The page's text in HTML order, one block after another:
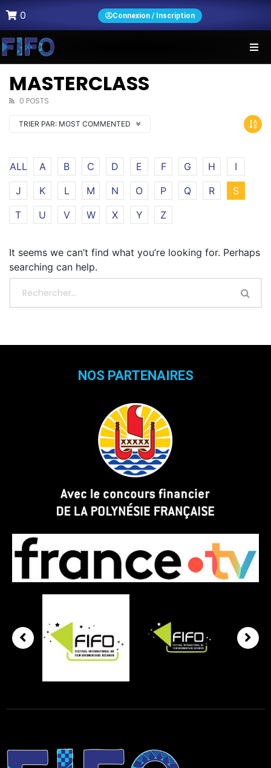
0 Connexion / Inscription
MASTERCLASS
0 POSTS
TRIER PAR: MOST COMMENTED
ALL A B C D E F G H
I
J
K L M N O P Q R
S
T
U V W X Y Z
It seems we can’t find what you’re looking for. Perhaps
searching can help.
NOS PARTENAIRES